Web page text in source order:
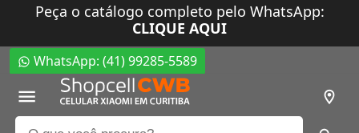
Peça o catálogo completo pelo WhatsApp:
CLIQUE AQUI
WhatsApp: (41) 99285-5589